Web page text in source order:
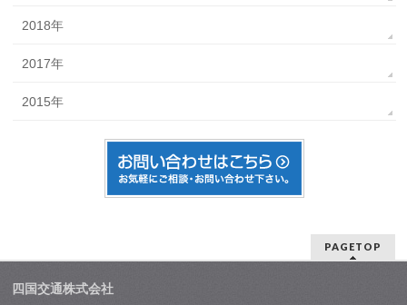
2018年
2017年
2015年
PAGETOP
四国交通株式会社